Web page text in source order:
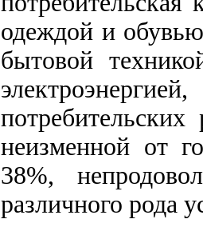
одеждой и
бытовой
потребительских
неизменной от
38%,
различного рода